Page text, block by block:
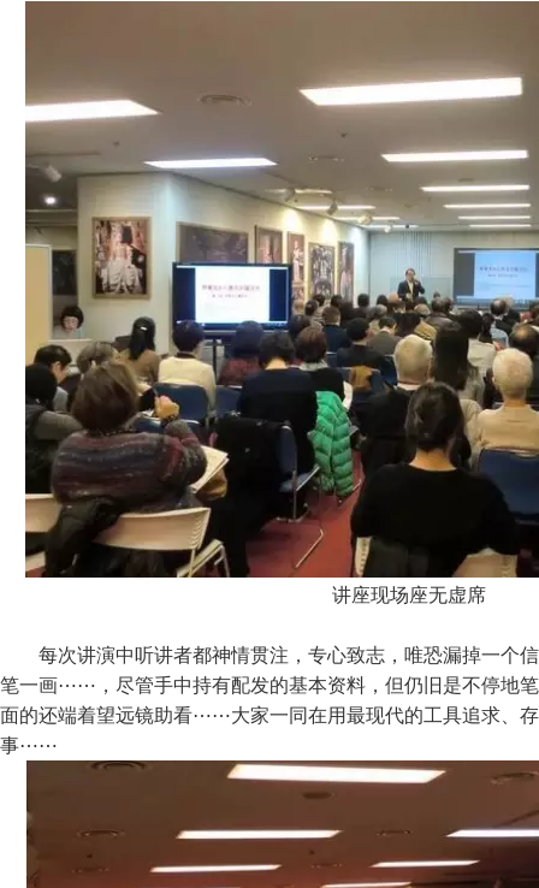
讲座现场座无虚席
每次讲演中听讲者都神情贯注，专心致志，唯恐漏掉一个信
笔一画⋯⋯，尽管手中持有配发的基本资料，但仍旧是不停地
面的还端着望远镜助看⋯⋯大家一同在用最现代的工具追求、
事⋯⋯